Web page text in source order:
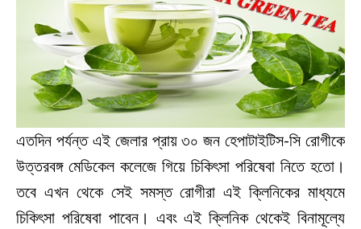
এতদিন পর্যন্ত এই জেলার প্রায় ৩০ জন হেপাটাইটিস-সি রোগীকে
উত্তরবঙ্গ মেডিকেল কলেজে গিয়ে চিকিৎসা পরিষেবা নিতে হতো।
তবে এখন থেকে সেই সমস্ত রোগীরা এই ক্লিনিকের মাধ্যমে
চিকিৎসা পরিষেবা পাবেন। এবং এই ক্লিনিক থেকেই বিনামূল্যে